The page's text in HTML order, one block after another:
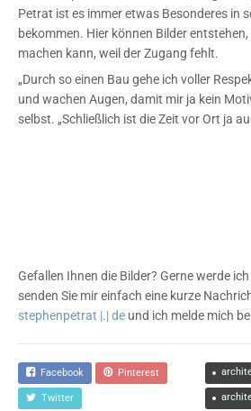
Petrat ist es immer etwas Besonderes in
bekommen. Hier können Bilder
machen kann, weil der Zugang fehlt.
„Durch so einen Bau gehe ich voller
und wachen Augen, damit mir ja kein
selbst. „Schließlich ist die Zeit vor Ort ja
Gefallen Ihnen die Bilder? Gerne werde
senden Sie mir einfach eine kurze
stephenpetrat |.| de und ich melde mich
Facebook Pinterest
Twitter